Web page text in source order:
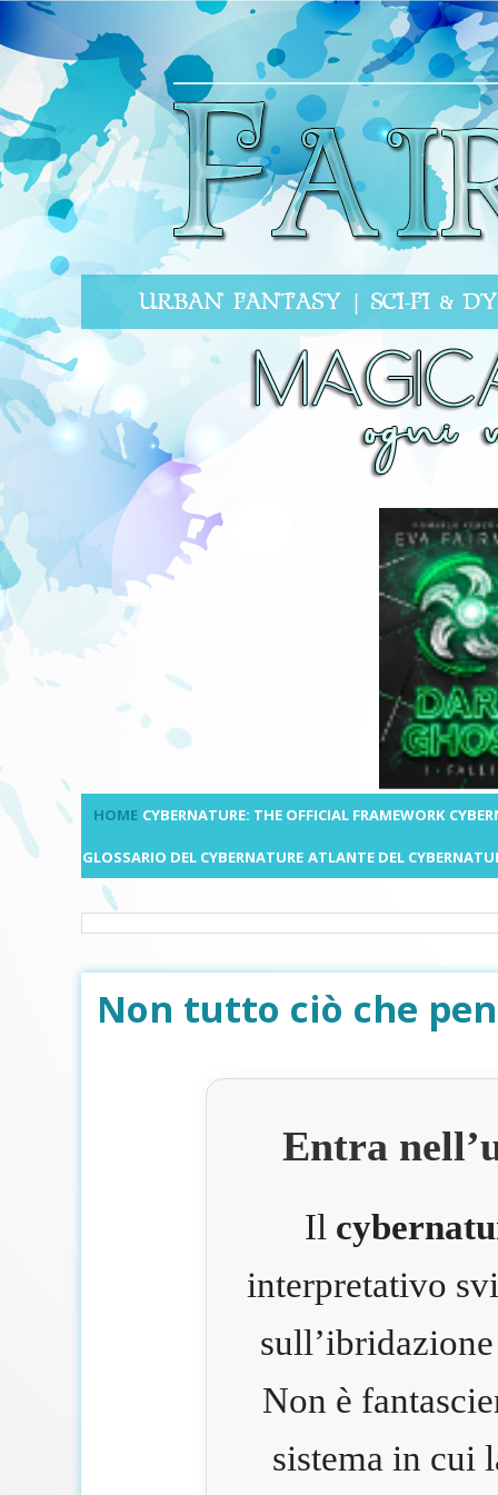
HOME CYBERNATURE: THE OFFICIAL FRAMEWORK
GLOSSARIO DEL CYBERNATURE ATLANTE DEL
Non tutto ciò che
Entra
Il
interpretativo
Non è
sistema in cui